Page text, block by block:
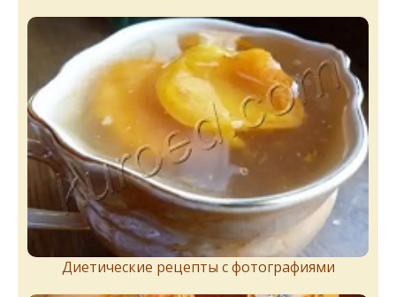
Диетические рецепты с фотографиями